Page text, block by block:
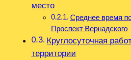
место
Среднее время
Проспект Вернадского
Круглосуточная
территории